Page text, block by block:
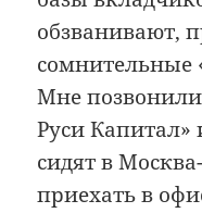
обзванивают,
сомнительные
Мне позвонили
Руси Капитал»
сидят в
приехать в